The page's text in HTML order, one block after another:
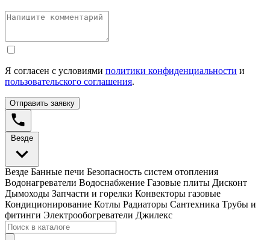
Я согласен с условиями политики конфиденциальности и
пользовательского соглашения.
Отправить заявку
Везде
Везде Банные печи Безопасность систем отопления
Водонагреватели Водоснабжение Газовые плиты Дисконт
Дымоходы Запчасти и горелки Конвекторы газовые
Кондиционирование Котлы Радиаторы Сантехника Трубы и
фитинги Электрообогреватели Джилекс